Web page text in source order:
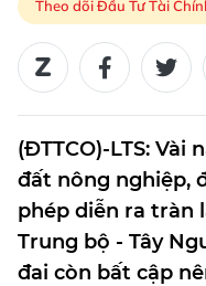
Theo dõi Đầu Tư Tài
(ĐTTCO)-LTS:
đất nông nghiệp,
phép diễn ra tràn
Trung bộ - Tây
đai còn bất cập